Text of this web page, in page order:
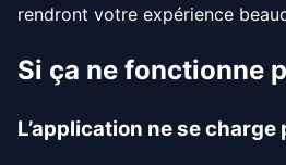
rendront votre expérience
Si ça ne fonctionne
L’application ne se charge